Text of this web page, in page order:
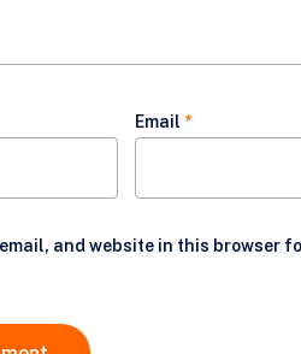
Email *
and website in this browser